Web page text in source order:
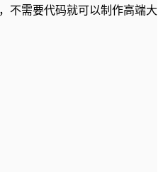
不需要代码就可以制作高端大